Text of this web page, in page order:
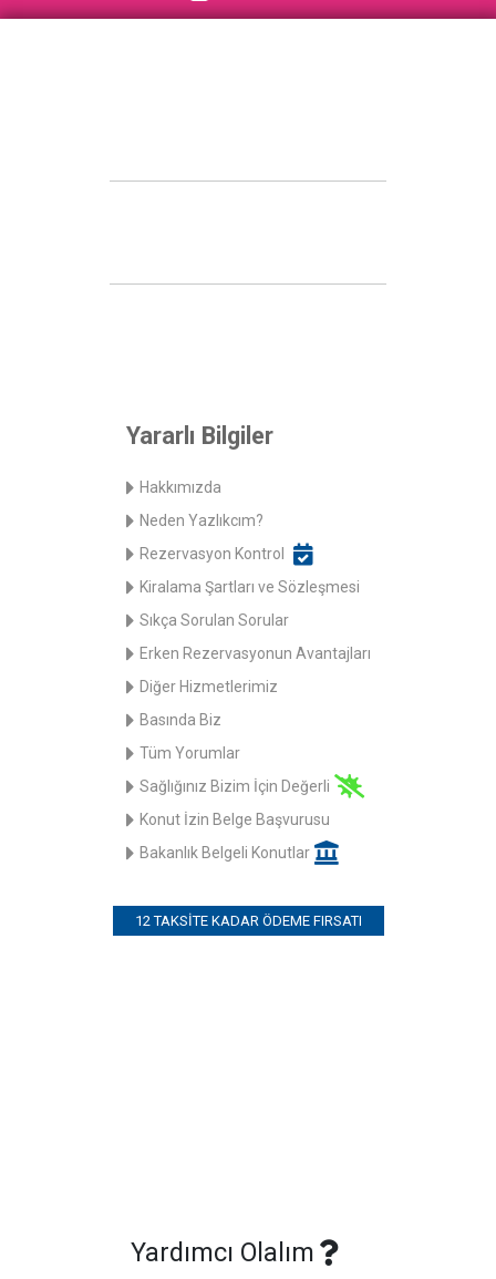
Yararlı Bilgiler
Hakkımızda
Neden Yazlıkcım?
Rezervasyon Kontrol
Kiralama Şartları ve Sözleşmesi
Sıkça Sorulan Sorular
Erken Rezervasyonun Avantajları
Diğer Hizmetlerimiz
Basında Biz
Tüm Yorumlar
Sağlığınız Bizim İçin Değerli
Konut İzin Belge Başvurusu
Bakanlık Belgeli Konutlar
12 TAKSITE KADAR ÖDEME FIRSATI
Yardımcı Olalım